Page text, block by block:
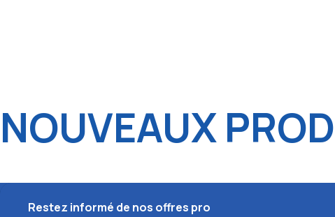
NOUVEAUX
Restez informé de nos offres pro